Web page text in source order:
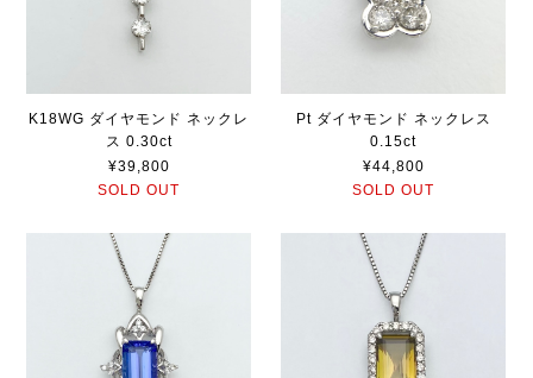
K18WG ダイヤモンド ネックレ
ス 0.30ct
¥39,800
SOLD OUT
Pt ダイヤモンド ネックレス
0.15ct
¥44,800
SOLD OUT